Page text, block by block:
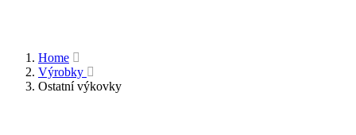
Home
Výrobky
Ostatní výkovky